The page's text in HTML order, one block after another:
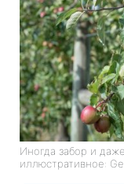
Иногда забор и
иллюстративное: